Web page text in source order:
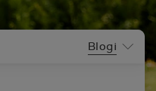
Blogi